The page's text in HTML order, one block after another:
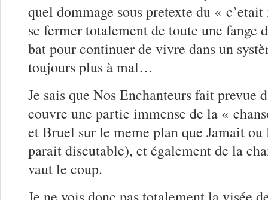
quel dommage sous pretexte du «
se fermer totalement de toute une fange
bat pour continuer de vivre dans un
toujours plus à mal…
Je sais que Nos Enchanteurs fait prevue
couvre une partie immense de la «
et Bruel sur le meme plan que Jamait
parait discutable), et également de la
vaut le coup.